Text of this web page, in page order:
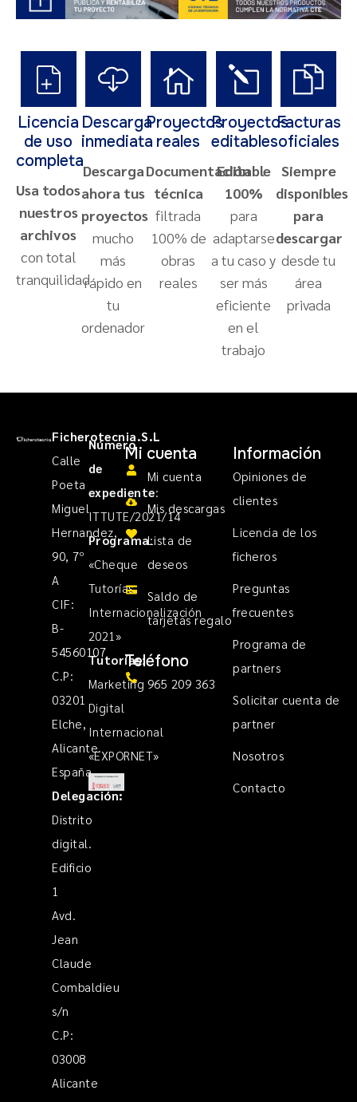
Licencia
de uso
completa
Usa todos
nuestros
archivos
con total
tranquilidad
Descarga
inmediata
Descarga
ahora tus
proyectos
mucho
más
rápido en
tu
ordenador
Proyectos
reales
Documentación
técnica
filtrada
100% de
obras
reales
Proyectos
editables
Editable
100%
para
adaptarse
a tu caso y
ser más
eficiente
en el
trabajo
Facturas
oficiales
Siempre
disponibles
para
descargar
desde tu
área
privada
Ficherotecnia.S.L
Calle
Poeta
Miguel
Hernandez,
90, 7º
A
CIF:
B-
54560107
C.P:
03201
Elche,
Alicante.
España
Delegación:
Distrito
digital.
Edificio
1
Avd.
Jean
Claude
Combaldieu
s/n
C.P:
03008
Alicante
Número
de
expediente:
ITTUTE/2021/14
Programa:
«Cheque
Tutorías
Internacionalización
2021»
Tutorías:
Marketing
Digital
Internacional
«EXPORNET»
Mi cuenta
Mi cuenta
Mis descargas
Lista de
deseos
Saldo de
tarjetas regalo
Teléfono
965 209 363
Información
Opiniones de
clientes
Licencia de los
ficheros
Preguntas
frecuentes
Programa de
partners
Solicitar cuenta de
partner
Nosotros
Contacto